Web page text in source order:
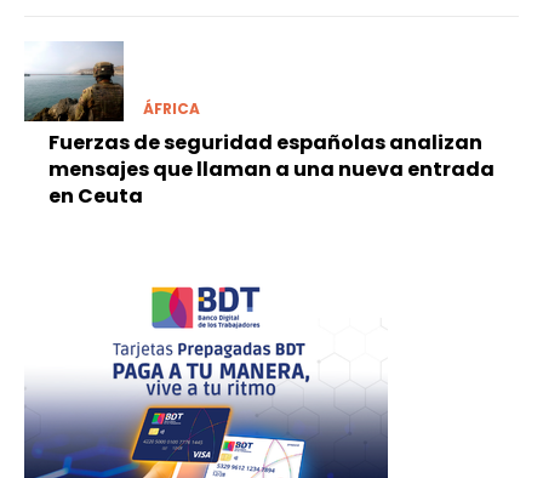
ÁFRICA
Fuerzas de seguridad españolas analizan
mensajes que llaman a una nueva entrada
en Ceuta